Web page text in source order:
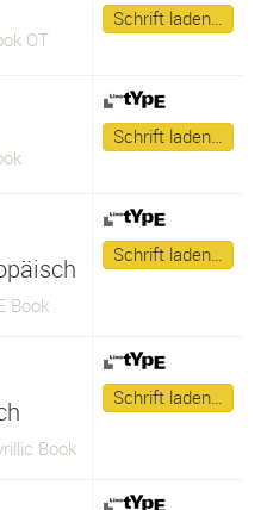
OT
Schrift laden…
Schrift laden…
Book
Schrift laden…
Book
Schrift laden…